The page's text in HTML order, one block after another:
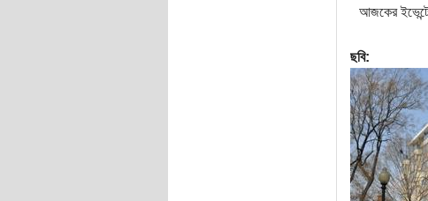
আজকের
ছবি: